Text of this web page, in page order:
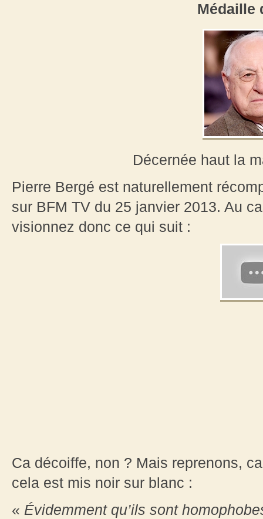
Médaille
Décernée haut la
Pierre Bergé est naturellement
sur BFM TV du 25 janvier 2013. Au
visionnez donc ce qui suit :
Ca décoiffe, non ? Mais reprenons,
cela est mis noir sur blanc :
« Évidemment qu’ils sont